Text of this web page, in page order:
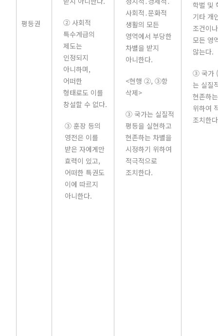
평등권
② 사회적
특수계급의
제도는
인정되지
아니하며,
어떠한
형태로도 이를
창설할 수 없다.
③ 훈장 등의
영전은 이를
받은 자에게만
효력이 있고,
어떠한 특권도
이에 따르지
아니한다.
사회적․문화적
생활의 모든
영역에서 부당한
차별을 받지
아니한다.
<현행 ②, ③항
삭제>
③ 국가는 실질적
평등을 실현하고
현존하는 차별을
시정하기 위하여
적극적으로
조치한다.
학벌 및
기타 개
조건이
모든 영
않는다.
③ 국가 (
는 실질
현존하
위하여
조치한